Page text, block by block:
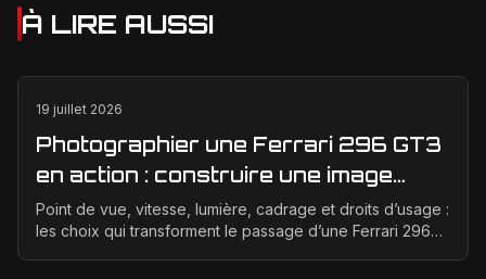
À LIRE AUSSI
19 juillet 2026
Photographier une Ferrari 296 GT3
en action : construire une image
éditoriale qui raconte la course
Point de vue, vitesse, lumière, cadrage et droits d’usage :
les choix qui transforment le passage d’une Ferrari 296